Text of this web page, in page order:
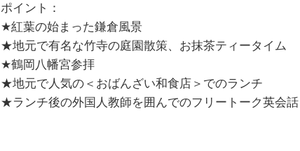
ポイント：
★紅葉の始まった鎌倉風景
★地元で有名な竹寺の庭園散策、お抹茶ティータイム
★鶴岡八幡宮参拝
★地元で人気の＜おばんざい和食店＞でのランチ
★ランチ後の外国人教師を囲んでのフリートーク英会話